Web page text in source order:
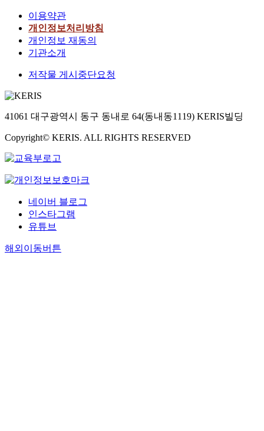
이용약관
개인정보처리방침
개인정보 재동의
기관소개
저작물 게시중단요청
41061 대구광역시 동구 동내로 64(동내동1119) KERIS빌딩
Copyright© KERIS. ALL RIGHTS RESERVED
네이버 블로그
인스타그램
유튜브
해외이동버튼